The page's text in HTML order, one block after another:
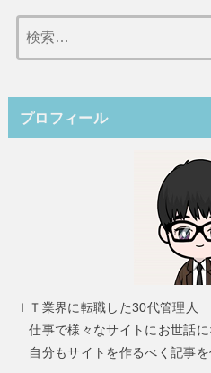
プロフィール
ＩＴ業界に転職した30代管理人
仕事で様々なサイトにお世話に
自分もサイトを作るべく記事を